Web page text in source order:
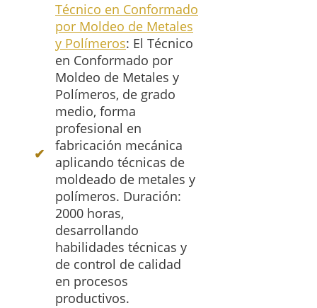
Técnico en Conformado
por Moldeo de Metales
y Polímeros: El Técnico
en Conformado por
Moldeo de Metales y
Polímeros, de grado
medio, forma
profesional en
fabricación mecánica
aplicando técnicas de
moldeado de metales y
polímeros. Duración:
2000 horas,
desarrollando
habilidades técnicas y
de control de calidad
en procesos
productivos.